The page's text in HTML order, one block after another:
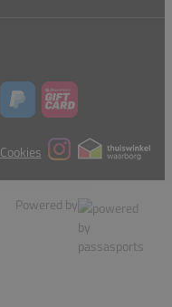
Cookies
Powered by